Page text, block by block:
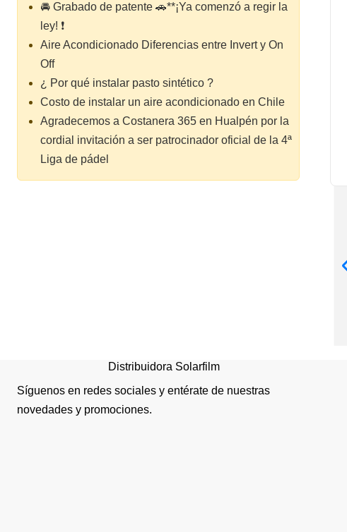
🚘 Grabado de patente 🚗**¡Ya comenzó a regir la
ley! ❗
Aire Acondicionado Diferencias entre Invert y On
Off
¿ Por qué instalar pasto sintético ?
Costo de instalar un aire acondicionado en Chile
Agradecemos a Costanera 365 en Hualpén por la
cordial invitación a ser patrocinador oficial de la 4ª
Liga de pádel
Distribuidora Solarfilm
Síguenos en redes sociales y entérate de nuestras
novedades y promociones.